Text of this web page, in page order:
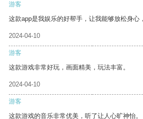
游客
这款app是我娱乐的好帮手，让我能够放松身心
2024-04-10
游客
这款游戏非常好玩，画面精美，玩法丰富。
2024-04-10
游客
这款游戏的音乐非常优美，听了让人心旷神怡。